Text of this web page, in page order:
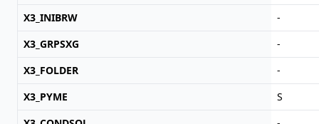
X3_INIBRW
-
X3_GRPSXG
-
X3_FOLDER
-
X3_PYME
S